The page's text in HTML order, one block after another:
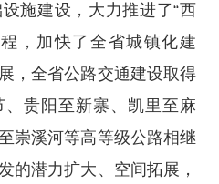
施建设，大力推进了“西
，加快了全省城镇化建
，全省公路交通建设取得
贵阳至新寨、凯里至麻
崇溪河等高等级公路相继
的潜力扩大、空间拓展，